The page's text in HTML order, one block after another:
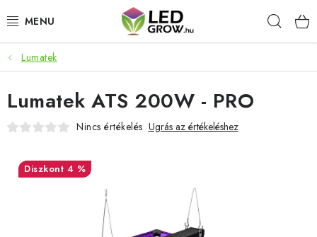
tartalomhoz
AKCIÓS TERMÉKEK
LED NÖVÉNYVILÁGÍTÁS
TERMESZTÉSI KELLÉKEK
AKVARISZTIKAI TERMÉKEK
Lumatek
Lumatek ATS 200W - PRO
Nincs értékelés Ugrás az értékeléshez
4 %